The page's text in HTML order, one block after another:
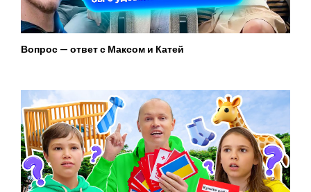
Вопрос — ответ с Максом и Катей